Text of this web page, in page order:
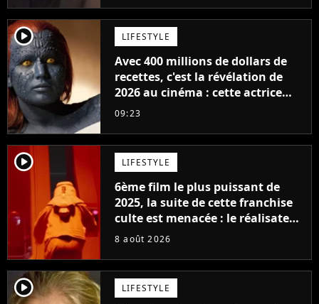
player2 LIFESTYLE
Avec 400 millions de dollars de
recettes, c'est la révélation de
2026 au cinéma : cette actrice
adorée prête à remplacer
09:23
player2 LIFESTYLE
6ème film le plus puissant de
2025, la suite de cette franchise
culte est menacée : le réalisateur
claque la porte pour "différends
8 août 2026
player2 LIFESTYLE